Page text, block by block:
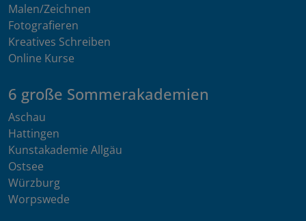
Malen/Zeichnen
Fotografieren
Kreatives Schreiben
Online Kurse
6 große Sommerakademien
Aschau
Hattingen
Kunstakademie Allgäu
Ostsee
Würzburg
Worpswede